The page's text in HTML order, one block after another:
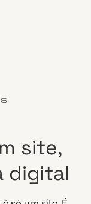
site,
digital